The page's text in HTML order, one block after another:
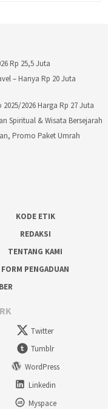
Rp 25,5 Juta
– Hanya Rp 20 Juta
2026 Harga Rp 27 Juta
Spiritual & Wisata Bersejarah
Promo Paket Umrah
KODE ETIK
REDAKSI
TENTANG KAMI
FORM PENGADUAN
Twitter
Tumblr
WordPress
Linkedin
Myspace